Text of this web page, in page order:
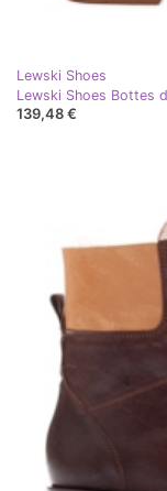
Lewski Shoes
139,48 €